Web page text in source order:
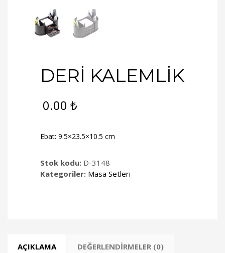
DERİ KALEMLİK
0.00 ₺
Ebat: 9.5×23.5×10.5 cm
Stok kodu: D-3148
Kategoriler: Masa Setleri
AÇIKLAMA DEĞERLENDIRMELER (0)